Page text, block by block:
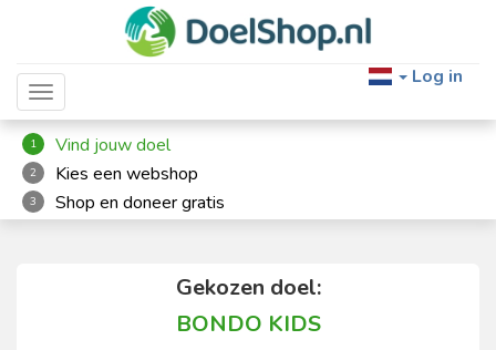
Toggle navigation
Log in
1 Vind jouw doel
2 Kies een webshop
3 Shop en doneer gratis
Gekozen doel:
BONDO KIDS